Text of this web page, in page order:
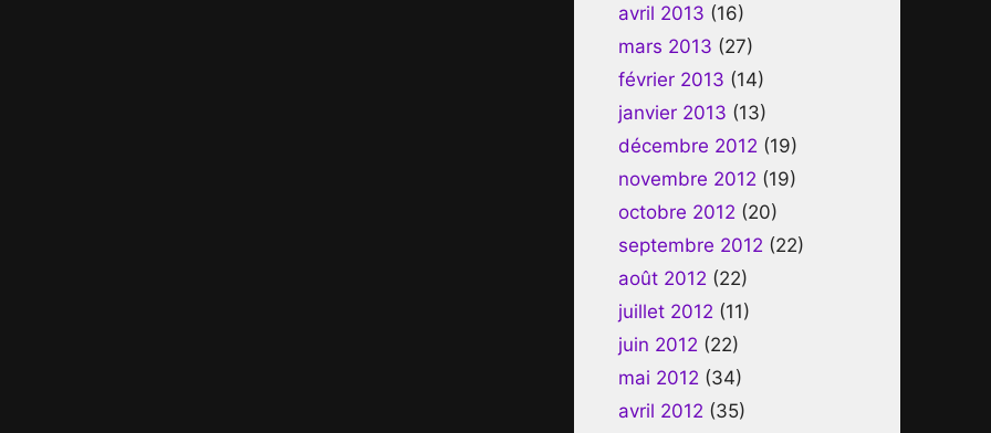
avril 2013 (16)
mars 2013 (27)
février 2013 (14)
janvier 2013 (13)
décembre 2012 (19)
novembre 2012 (19)
octobre 2012 (20)
septembre 2012 (22)
août 2012 (22)
juillet 2012 (11)
juin 2012 (22)
mai 2012 (34)
avril 2012 (35)